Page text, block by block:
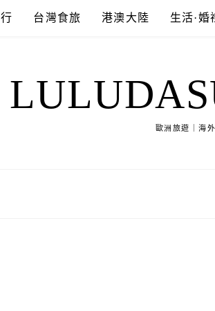
台灣食旅 港澳大陸 生活·婚
歐洲旅遊｜海